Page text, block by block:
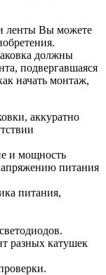
ленты Вы можете
должны
подвергавшаяся
начать монтаж,
аккуратно
и мощность
питания
питания,
разных катушек